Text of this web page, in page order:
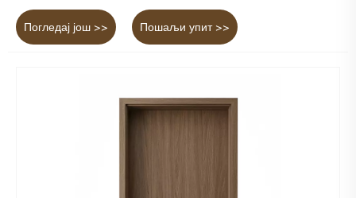
Погледај још >> Пошаљи упит >>